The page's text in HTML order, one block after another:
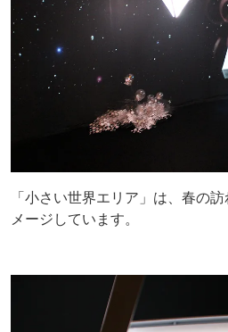
「小さい世界エリア」は、春の
メージしています。